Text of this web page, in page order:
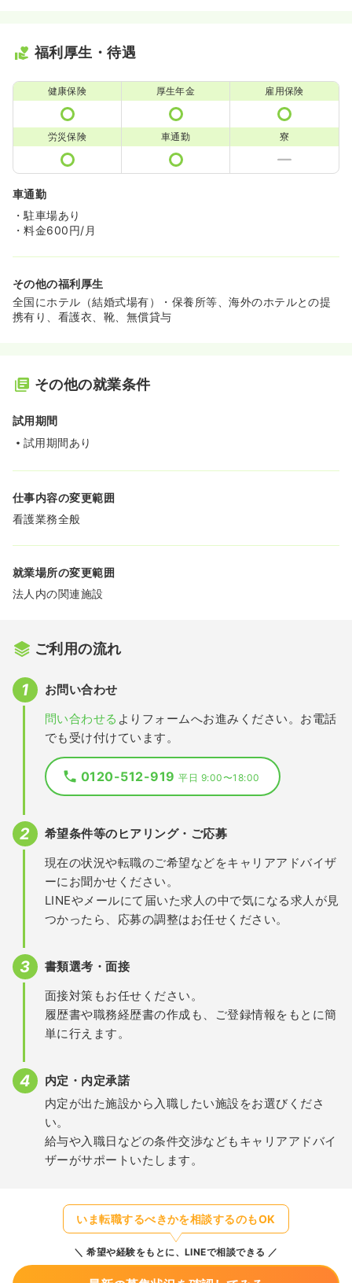
福利厚生・待遇
健康保険 厚生年金 雇用保険
労災保険 車通勤 寮
車通勤
・駐車場あり
・料金600円/月
その他の福利厚生
全国にホテル（結婚式場有）・保養所等、海外のホテルとの提
携有り、看護衣、靴、無償貸与
その他の就業条件
試用期間
試用期間あり
仕事内容の変更範囲
看護業務全般
就業場所の変更範囲
法人内の関連施設
ご利用の流れ
お問い合わせ
問い合わせる よりフォームへお進みください。お電話
でも受け付けています。
0120-512-919平日 9:00〜18:00
希望条件等のヒアリング・ご応募
現在の状況や転職のご希望などをキャリアアドバイザ
ーにお聞かせください。
LINEやメールにて届いた求人の中で気になる求人が見
つかったら、応募の調整はお任せください。
書類選考・面接
面接対策もお任せください。
履歴書や職務経歴書の作成も、ご登録情報をもとに簡
単に行えます。
内定・内定承諾
内定が出た施設から入職したい施設をお選びくださ
い。
給与や入職日などの条件交渉などもキャリアアドバイ
ザーがサポートいたします。
いま転職するべきかを相談するのもOK
希望や経験をもとに、LINEで相談できる